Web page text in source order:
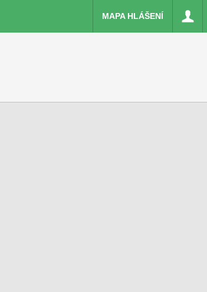
MAPA HLÁŠENÍ